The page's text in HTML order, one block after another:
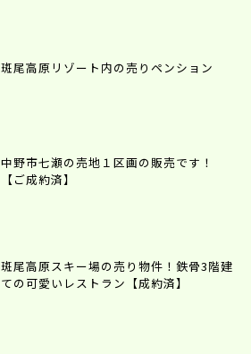
斑尾高原リゾート内の売りペンション
中野市七瀬の売地１区画の販売です！
【ご成約済】
斑尾高原スキー場の売り物件！鉄骨3階建
ての可愛いレストラン【成約済】